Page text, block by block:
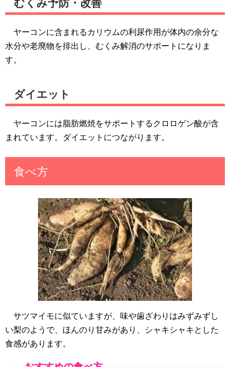
むくみ予防・改善
ヤーコンに含まれるカリウムの利尿作用が体内の余分な
水分や老廃物を排出し、むくみ解消のサポートになりま
す。
ダイエット
ヤーコンには脂肪燃焼をサポートするクロロゲン酸が含
まれています。ダイエットにつながります。
食べ方
サツマイモに似ていますが、味や歯ざわりはみずみずし
い梨のようで、ほんのり甘みがあり、シャキシャキとした
食感があります。